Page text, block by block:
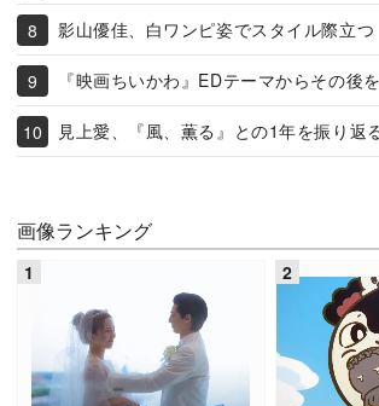
影山優佳、白ワンピ姿でスタイル際立つ
『映画ちいかわ』EDテーマからその後
見上愛、『風、薫る』との1年を振り返
画像ランキング